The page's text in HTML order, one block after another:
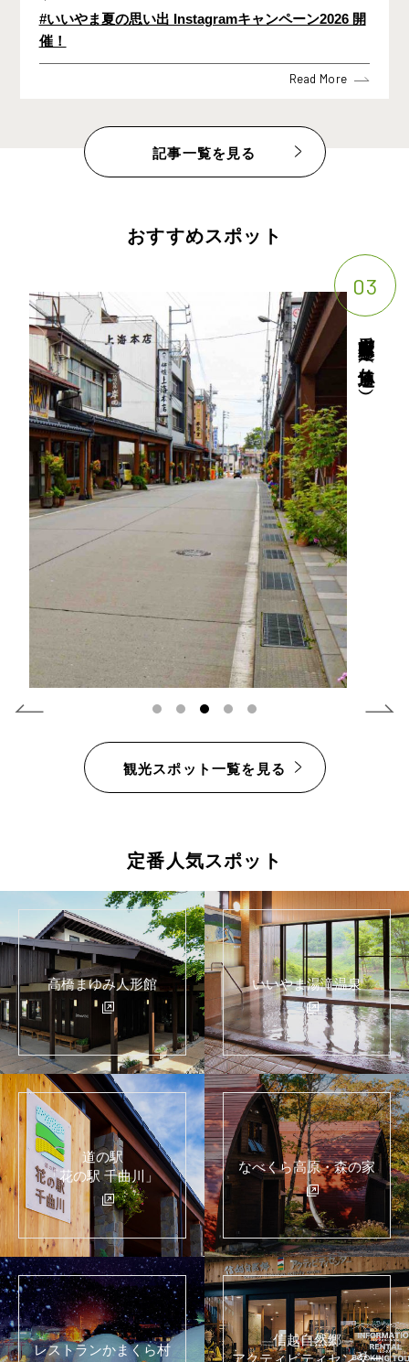
#いいやま夏の思い出 Instagramキャンペーン2026 開
催！
Read More
記事一覧を見る
おすすめスポット
03
愛宕町雁木通り（仏壇通り）
観光スポット一覧を見る
定番人気スポット
高橋まゆみ人形館 いいやま湯滝温泉
道の駅
「花の駅 千曲川」
なべくら高原・森の家
レストランかまくら村
信越自然郷